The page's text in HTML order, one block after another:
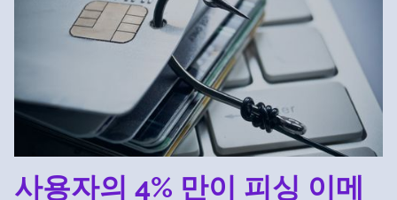
사용자의 4% 만이 피싱 이메